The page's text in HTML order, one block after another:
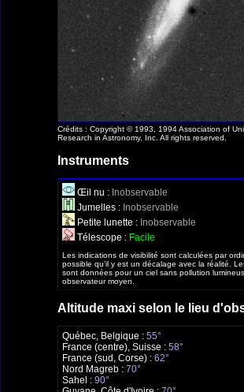
Crédits : Copyright © 1993, 1994 Association of
Research in Astronomy, Inc. All rights reserved.
Instruments
Œil nu : Inobservable
Jumelles : Inobservable
Petite lunette : Inobservable
Télescope : Facile
Les indications de visibilité sont calculées par
possible qu'il y est un décalage avec la réalité.
sont données pour un ciel sans pollution
observateur moyen.
Altitude maxi selon le lieu
Québec, Belgique : 55°
France (centre), Suisse : 58°
France (sud, Corse) : 62°
Nord Magreb : 70°
Sahel : 90°